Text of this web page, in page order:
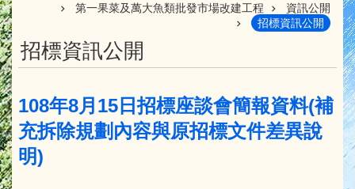
第一果菜及萬大魚類批發市場改建工程
資訊公開
招標資訊公開
招標資訊公開
108年8月15日招標座談會簡報資料(補
充拆除規劃內容與原招標文件差異說
明)